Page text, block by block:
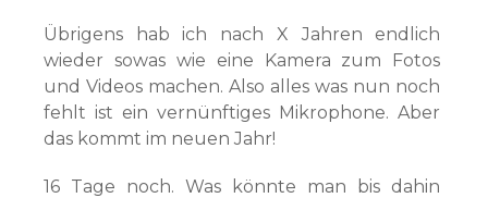
Übrigens hab ich nach X Jahren endlich
wieder sowas wie eine Kamera zum Fotos
und Videos machen. Also alles was nun noch
fehlt ist ein vernünftiges Mikrophone. Aber
das kommt im neuen Jahr!
16 Tage noch. Was könnte man bis dahin